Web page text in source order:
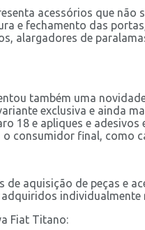
acessórios que
e fechamento das
alargadores de
também uma
exclusiva e ainda
18 e apliques e
consumidor final,
aquisição de peças e
Fiat Titano: